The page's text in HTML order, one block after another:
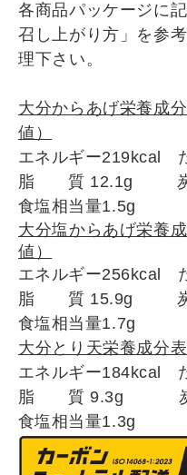
各商品パッケージに
召し上がり方」を参
理下さい。
大分からあげ栄養成
値）
エネルギー219kcal
脂 質 12.1g
食塩相当量1.5g
大分塩からあげ栄養
値）
エネルギー256kcal
脂 質 15.9g
食塩相当量1.7g
大分とり天栄養成分
エネルギー184kcal
脂 質 9.3g
食塩相当量1.3g